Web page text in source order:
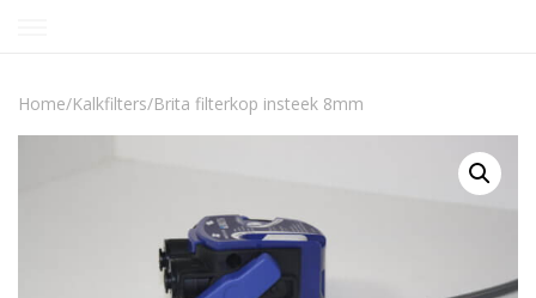
Home/Kalkfilters/Brita filterkop insteek 8mm